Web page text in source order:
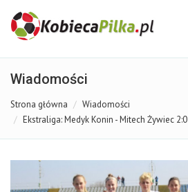
Wiadomości
Strona główna
Wiadomości
Ekstraliga: Medyk Konin - Mitech Żywiec 2:0